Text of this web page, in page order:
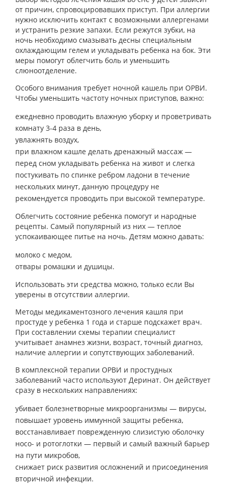
от причин, спровоцировавших приступ. При аллергии
нужно исключить контакт с возможными аллергенами
и устранить резкие запахи. Если режутся зубки, на
ночь необходимо смазывать десны специальным
охлаждающим гелем и укладывать ребенка на бок. Эти
меры помогут облегчить боль и уменьшить
слюноотделение.
Особого внимания требует ночной кашель при ОРВИ.
Чтобы уменьшить частоту ночных приступов, важно:
ежедневно проводить влажную уборку и проветривать
комнату 3-4 раза в день,
увлажнять воздух,
при влажном кашле делать дренажный массаж —
перед сном укладывать ребенка на живот и слегка
постукивать по спинке ребром ладони в течение
нескольких минут, данную процедуру не
рекомендуется проводить при высокой температуре.
Облегчить состояние ребенка помогут и народные
рецепты. Самый популярный из них — теплое
успокаивающее питье на ночь. Детям можно давать:
молоко с медом,
отвары ромашки и душицы.
Использовать эти средства можно, только если Вы
уверены в отсутствии аллергии.
Методы медикаментозного лечения кашля при
простуде у ребенка 1 года и старше подскажет врач.
При составлении схемы терапии специалист
учитывает анамнез жизни, возраст, точный диагноз,
наличие аллергии и сопутствующих заболеваний.
В комплексной терапии ОРВИ и простудных
заболеваний часто используют Деринат. Он действует
сразу в нескольких направлениях:
убивает болезнетворные микроорганизмы — вирусы,
повышает уровень иммунной защиты ребенка,
восстанавливает поврежденную слизистую оболочку
носо- и ротоглотки — первый и самый важный барьер
на пути микробов,
снижает риск развития осложнений и присоединения
вторичной инфекции.